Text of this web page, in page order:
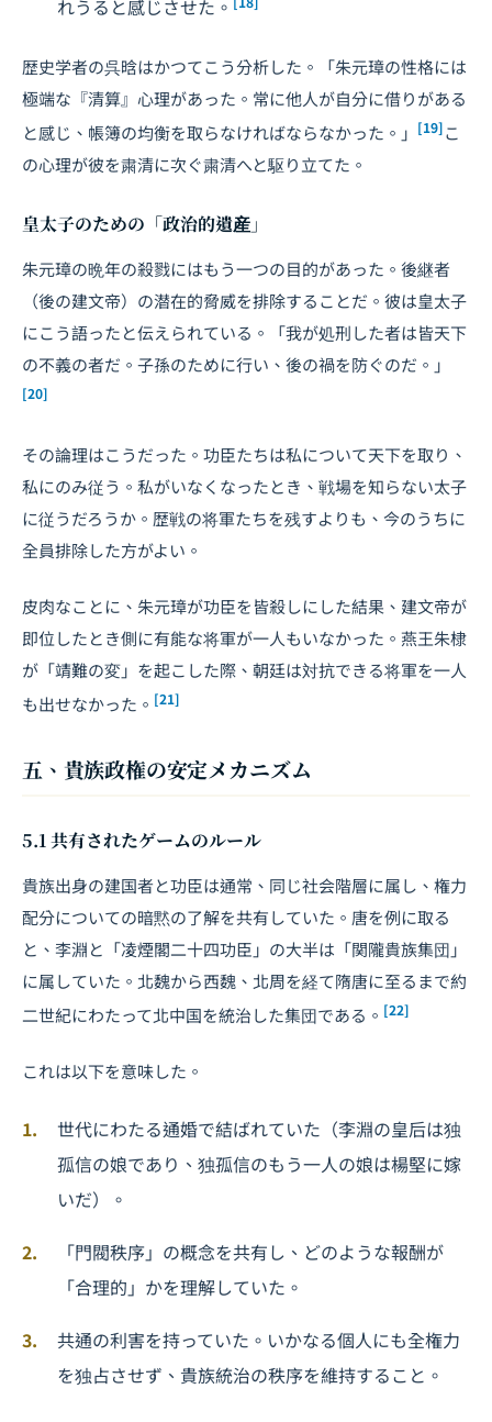
れうると感じさせた。
歴史学者の呉晗はかつてこう分析した。「朱元璋の性格には
極端な『清算』心理があった。常に他人が自分に借りがある
と感じ、帳簿の均衡を取らなければならなかった。」 [19]こ
の心理が彼を粛清に次ぐ粛清へと駆り立てた。
皇太子のための「政治的遺産」
朱元璋の晩年の殺戮にはもう一つの目的があった。後継者
（後の建文帝）の潜在的脅威を排除することだ。彼は皇太子
にこう語ったと伝えられている。「我が処刑した者は皆天下
の不義の者だ。子孫のために行い、後の禍を防ぐのだ。」
[20]
その論理はこうだった。功臣たちは私について天下を取り、
私にのみ従う。私がいなくなったとき、戦場を知らない太子
に従うだろうか。歴戦の将軍たちを残すよりも、今のうちに
全員排除した方がよい。
皮肉なことに、朱元璋が功臣を皆殺しにした結果、建文帝が
即位したとき側に有能な将軍が一人もいなかった。燕王朱棣
が「靖難の変」を起こした際、朝廷は対抗できる将軍を一人
も出せなかった。 [21]
五、貴族政権の安定メカニズム
5.1 共有されたゲームのルール
貴族出身の建国者と功臣は通常、同じ社会階層に属し、権力
配分についての暗黙の了解を共有していた。唐を例に取る
と、李淵と「凌煙閣二十四功臣」の大半は「関隴貴族集団」
に属していた。北魏から西魏、北周を経て隋唐に至るまで約
二世紀にわたって北中国を統治した集団である。 [22]
これは以下を意味した。
世代にわたる通婚で結ばれていた（李淵の皇后は独
孤信の娘であり、独孤信のもう一人の娘は楊堅に嫁
いだ）。
「門閥秩序」の概念を共有し、どのような報酬が
「合理的」かを理解していた。
共通の利害を持っていた。いかなる個人にも全権力
を独占させず、貴族統治の秩序を維持すること。